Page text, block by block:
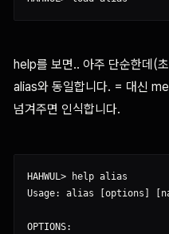
help를 보면.. 아주 단순한데(
alias와 동일합니다. = 대신
넘겨주면 인식합니다.
HAHWUL> help alias
Usage: alias [options]
OPTIONS: